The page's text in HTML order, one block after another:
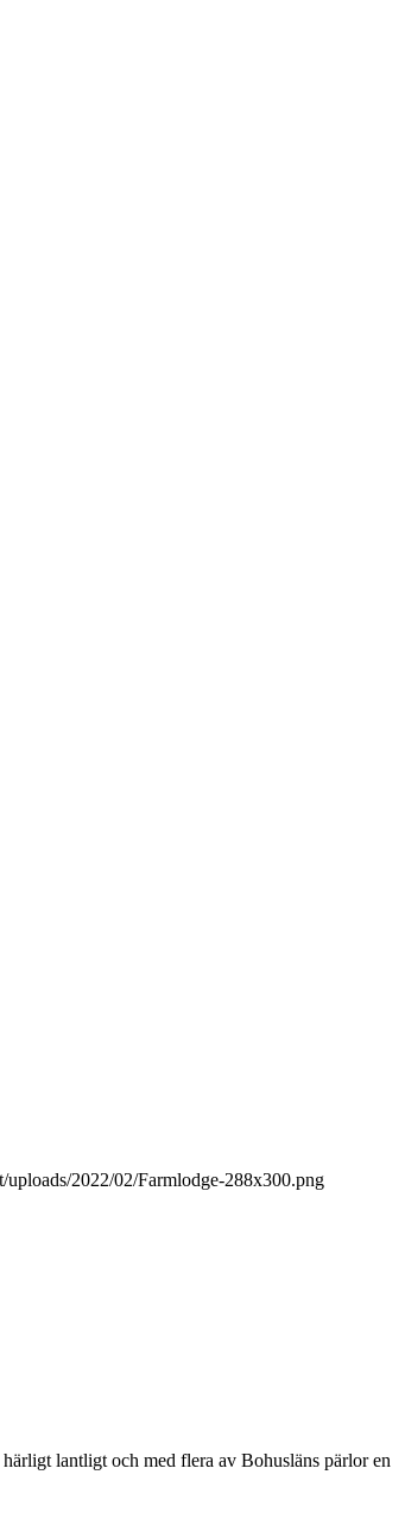
uploads/2022/02/Farmlodge-288x300.png
lantligt och med flera av Bohusläns pärlor en